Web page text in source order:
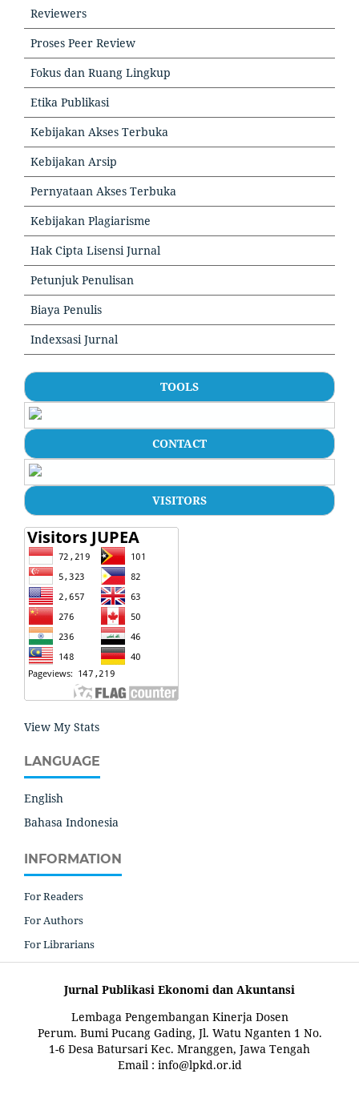
Reviewers
Proses Peer Review
Fokus dan Ruang Lingkup
Etika Publikasi
Kebijakan Akses Terbuka
Kebijakan Arsip
Pernyataan Akses Terbuka
Kebijakan Plagiarisme
Hak Cipta Lisensi Jurnal
Petunjuk Penulisan
Biaya Penulis
Indexsasi Jurnal
TOOLS
CONTACT
VISITORS
View My Stats
LANGUAGE
English
Bahasa Indonesia
INFORMATION
For Readers
For Authors
For Librarians
Jurnal Publikasi Ekonomi dan Akuntansi
Lembaga Pengembangan Kinerja Dosen
Perum. Bumi Pucang Gading, Jl. Watu Nganten 1 No.
1-6 Desa Batursari Kec. Mranggen, Jawa Tengah
Email : info@lpkd.or.id